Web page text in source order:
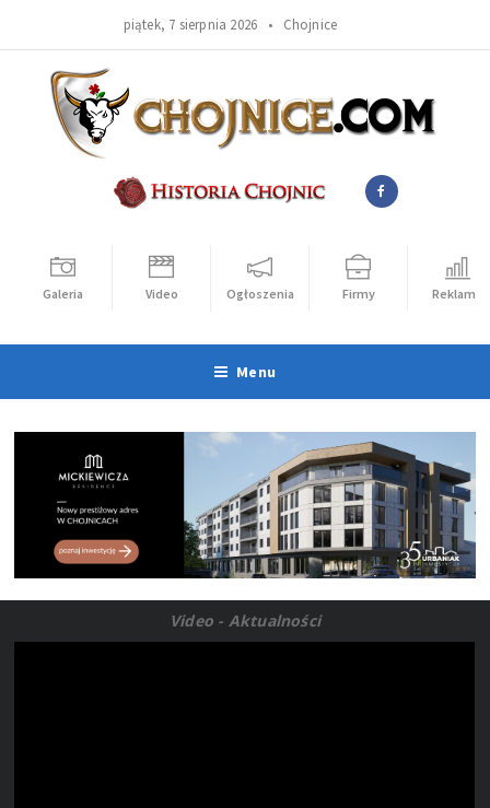
piątek, 7 sierpnia 2026 • Chojnice
Galeria Video Ogłoszenia Firmy Reklama
Menu
Video - Aktualności